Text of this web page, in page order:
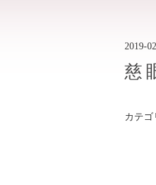
2019-
慈
カテゴ